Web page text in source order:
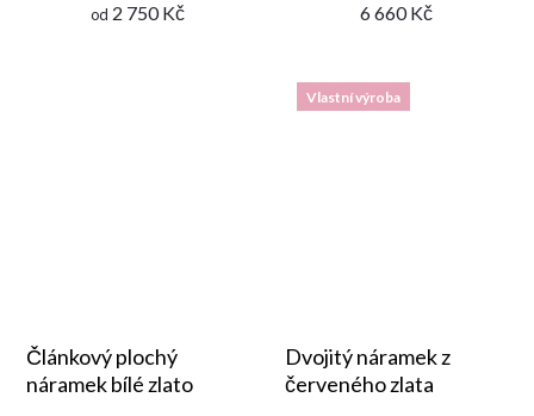
od 2 750 Kč 6 660 Kč
Článkový plochý
náramek bílé zlato
Vlastní výroba
Dvojitý náramek z
červeného zlata